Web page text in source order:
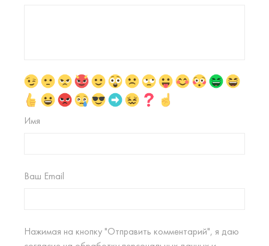
Имя
Ваш Email
Нажимая на кнопку "Отправить комментарий", я даю